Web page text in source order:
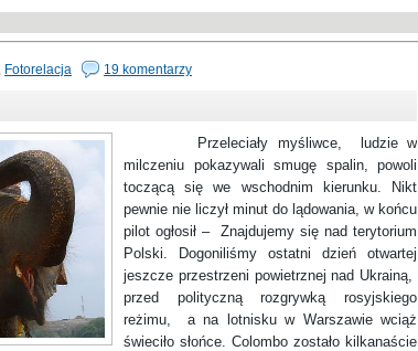
Fotorelacja 19 komentarzy
Przeleciały myśliwce, ludzie w
milczeniu pokazywali smugę spalin, powoli
toczącą się we wschodnim kierunku. Nikt
pewnie nie liczył minut do lądowania, w końcu
pilot ogłosił – Znajdujemy się nad terytorium
Polski. Dogoniliśmy ostatni dzień otwartej
jeszcze przestrzeni powietrznej nad Ukrainą,
przed polityczną rozgrywką rosyjskiego
reżimu, a na lotnisku w Warszawie wciąż
świeciło słońce. Colombo zostało kilkanaście